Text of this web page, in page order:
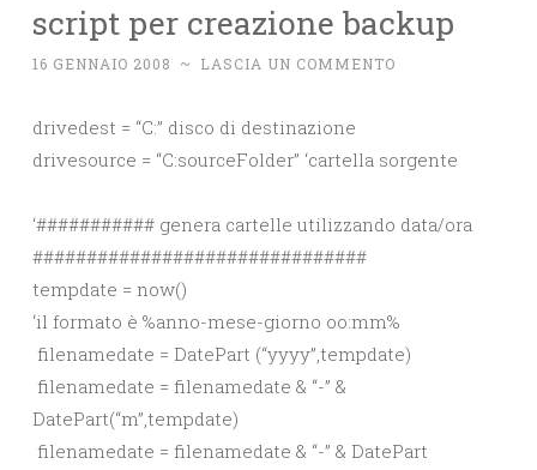
script per creazione backup
16 GENNAIO 2008 ~ LASCIA UN COMMENTO
drivedest = “C:” disco di destinazione
drivesource = “C:sourceFolder” ‘cartella sorgente
‘########### genera cartelle utilizzando data/ora
###############################
tempdate = now()
‘il formato è %anno-mese-giorno oo:mm%
filenamedate = DatePart (“yyyy”,tempdate)
filenamedate = filenamedate & “-” &
DatePart(“m”,tempdate)
filenamedate = filenamedate & “-” & DatePart